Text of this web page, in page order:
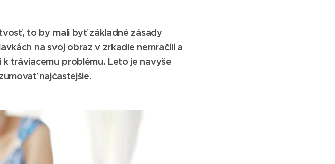
to by mali byť základné zásady
na svoj obraz v zrkadle nemračili a
tráviacemu problému. Leto je navyše
najčastejšie.